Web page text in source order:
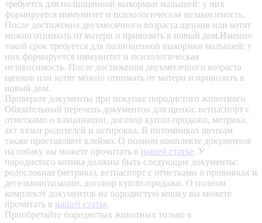
требуется для полноценной выкормки малышей: у них
формируется иммунитет и психологическая независимость.
После достижения двухмесячного возраста щенков или котят
можно отнимать от матери и привозить в новый дом.Именно
такой срок требуется для полноценной выкормки малышей: у
них формируется иммунитет и психологическая
независимость. После достижения двухмесячного возраста
щенков или котят можно отнимать от матери и привозить в
новый дом.
Проверьте документы при покупке породистого животного
Обязательный перечень документов для щенка: ветпаспорт с
отметками о вакцинации, договор купли-продажи, метрика,
акт вязки родителей и актировка. В питомниках щенкам
также проставляют клеймо. О полном комплекте документов
на собаку вы можете прочитать в нашей статье. У
породистого котика должны быть следующие документы:
родословная (метрика), ветпаспорт с отметками о прививках и
дегельминтизации, договор купли-продажи. О полном
комплекте документов на породистую кошку вы можете
прочитать в нашей статье.
Приобретайте породистых животных только в